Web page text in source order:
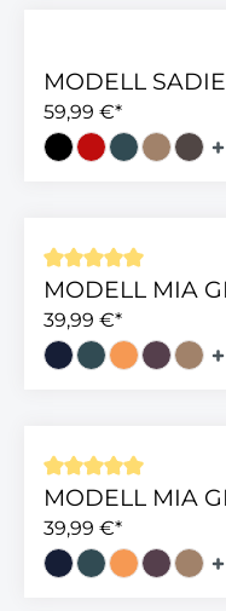
MODELL SADIE
59,99 €*
MODELL MIA
39,99 €*
MODELL MIA
39,99 €*